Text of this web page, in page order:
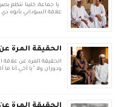
يا جماعة، خلينا نتكلم
علاقة السوداني بأبوه
الحقيقة المرة
الحقيقة المرة عن علاقة
ودوران ولا "يا أخي أنا